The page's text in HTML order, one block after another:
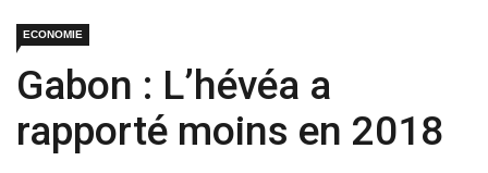
ECONOMIE
Gabon : L’hévéa a
rapporté moins en 2018